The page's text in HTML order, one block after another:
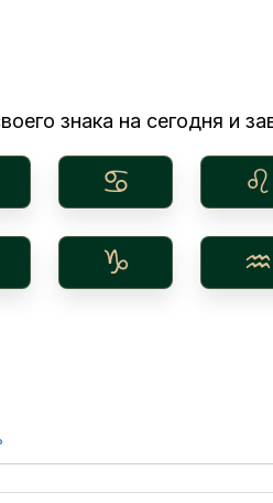
знака на сегодня и
♋︎ ♌︎
♑︎ ♒︎